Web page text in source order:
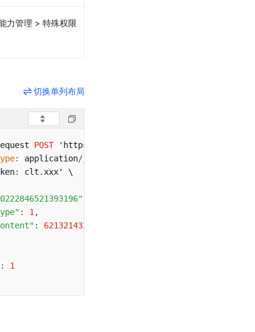
力管理 > 特殊权限
POST 'https
: application/
: clt .
: 1 ,
: 62132143214314321
:
1
切换单列布局